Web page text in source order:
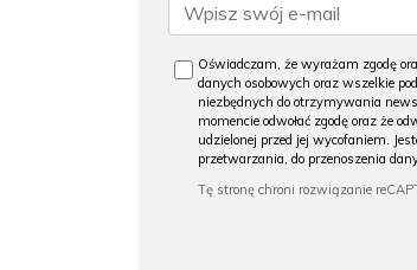
Oświadczam, że wyrażam zgodę
danych osobowych oraz wszelkie
niezbędnych do otrzymywania
momencie odwołać zgodę oraz że
udzielonej przed jej wycofaniem.
przetwarzania, do przenoszenia